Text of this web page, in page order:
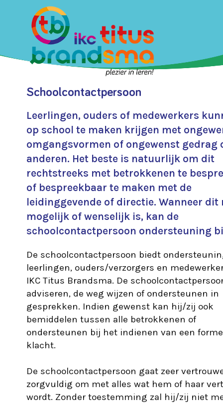
Schoolcontactpersoon
Leerlingen, ouders of medewerkers
op school te maken krijgen met
omgangsvormen of ongewenst gedrag
anderen. Het beste is natuurlijk om dit
rechtstreeks met betrokkenen te
of bespreekbaar te maken met de
leidinggevende of directie. Wanneer dit
mogelijk of wenselijk is, kan de
schoolcontactpersoon ondersteuning
De schoolcontactpersoon biedt
leerlingen, ouders/verzorgers en
IKC Titus Brandsma. De
adviseren, de weg wijzen of ondersteunen in
gesprekken. Indien gewenst kan hij/zij ook
bemiddelen tussen alle betrokkenen of
ondersteunen bij het indienen van een
klacht.
De schoolcontactpersoon gaat zeer
zorgvuldig om met alles wat hem of haar
wordt. Zonder toestemming zal hij/zij niet